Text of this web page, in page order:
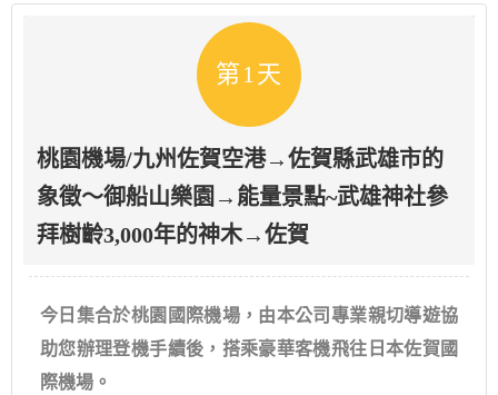
第1天
桃園機場/九州佐賀空港→佐賀縣武雄市的
象徵～御船山樂園→能量景點~武雄神社參
拜樹齡3,000年的神木→佐賀
今日集合於桃園國際機場，由本公司專業親切導遊協
助您辦理登機手續後，搭乘豪華客機飛往日本佐賀國
際機場。